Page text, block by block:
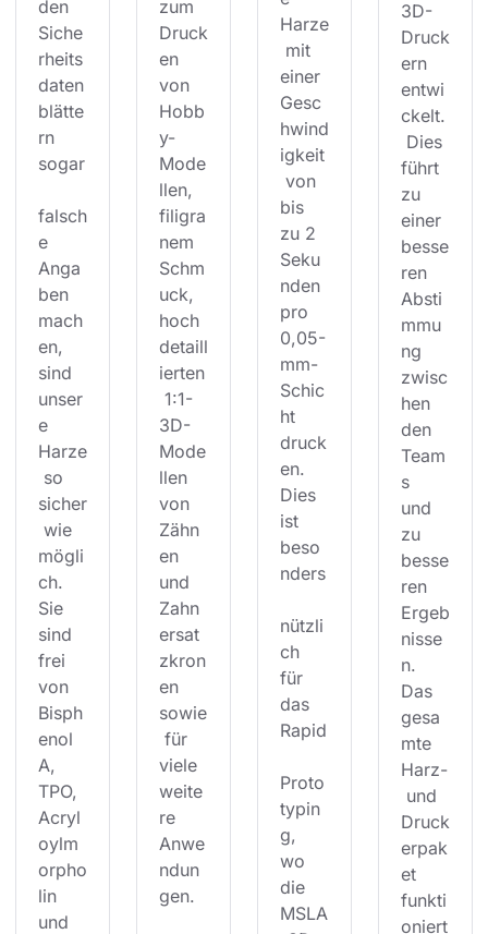
den
Siche
rheits
daten
blätte
rn
sogar
falsch
e
Anga
ben
mach
en,
sind
unser
e
Harze
so
sicher
wie
mögli
ch.
Sie
sind
frei
von
Bisph
enol
A,
TPO,
Acryl
oylm
orpho
lin
und
zum
Druck
en
von
Hobb
y-
Mode
llen,
filigra
nem
Schm
uck,
hoch
detaill
ierten
1:1-
3D-
Mode
llen
von
Zähn
en
und
Zahn
ersat
zkron
en
sowie
für
viele
weite
re
Anwe
ndun
gen.
Harze
mit
einer
Gesc
hwind
igkeit
von
bis
zu 2
Seku
nden
pro
0,05-
mm-
Schic
ht
druck
en.
Dies
ist
beso
nders
nützli
ch
für
das
Rapid
Proto
typin
g,
wo
die
MSLA
3D-
Druck
ern
entwi
ckelt.
Dies
führt
zu
einer
besse
ren
Absti
mmu
ng
zwisc
hen
den
Team
s
und
zu
besse
ren
Ergeb
nisse
n.
Das
gesa
mte
Harz-
und
Druck
erpak
et
funkti
oniert